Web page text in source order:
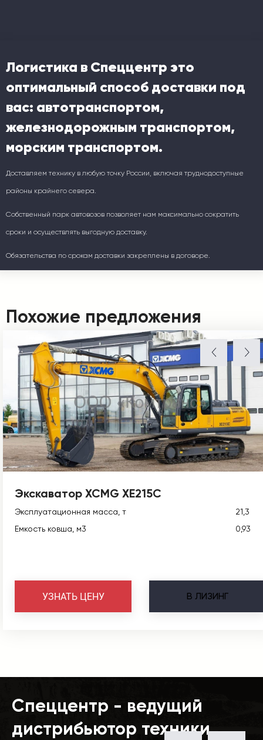
Логистика в Спеццентр это
оптимальный способ доставки под
вас: автотранспортом,
железнодорожным транспортом,
морским транспортом.
Доставляем технику в любую точку России, включая труднодоступные
районы крайнего севера.
Собственный парк автовозов позволяет нам максимально сократить
сроки и осуществлять выгодную доставку.
Обязательства по срокам доставки закреплены в договоре.
Похожие предложения
Экскаватор XCMG XE215C
Эксплуатационная масса, т
21,3
Емкость ковша, м3
0,93
В ЛИЗИНГ
УЗНАТЬ ЦЕНУ
Спеццентр - ведущий
дистрибьютор техники